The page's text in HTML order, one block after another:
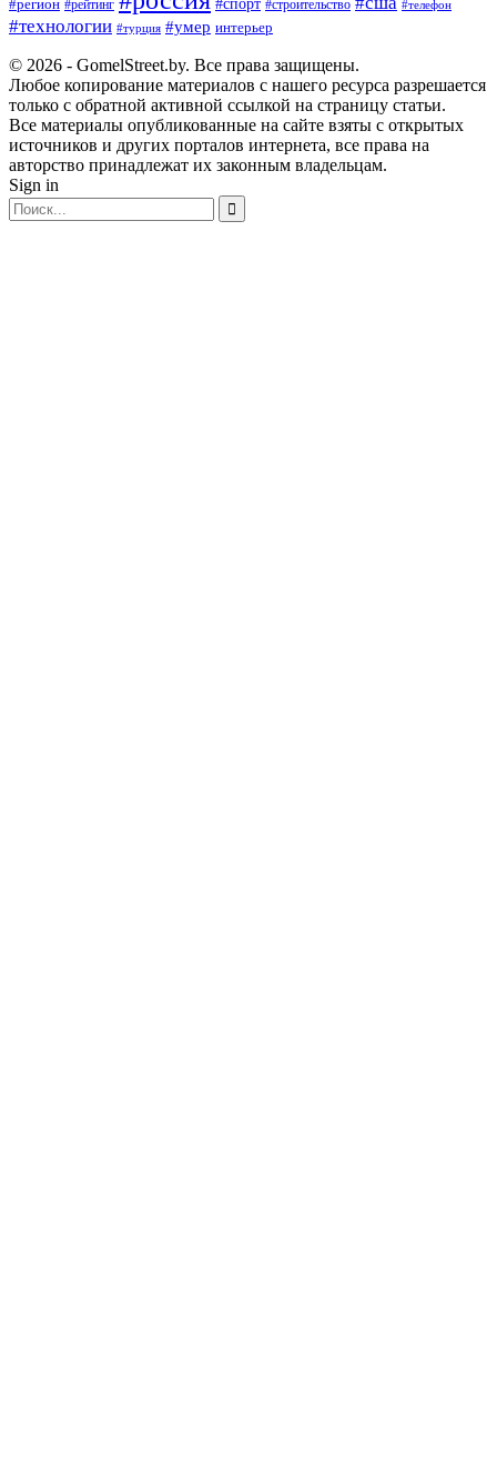
#регион #рейтинг #спорт #строительство #телефон
#технологии #турция #умер интерьер
© 2026 - GomelStreet.by. Все права защищены.
Любое копирование материалов с нашего ресурса разрешается
только с обратной активной ссылкой на страницу статьи.
Все материалы опубликованные на сайте взяты с открытых
источников и других порталов интернета, все права на
авторство принадлежат их законным владельцам.
Sign in